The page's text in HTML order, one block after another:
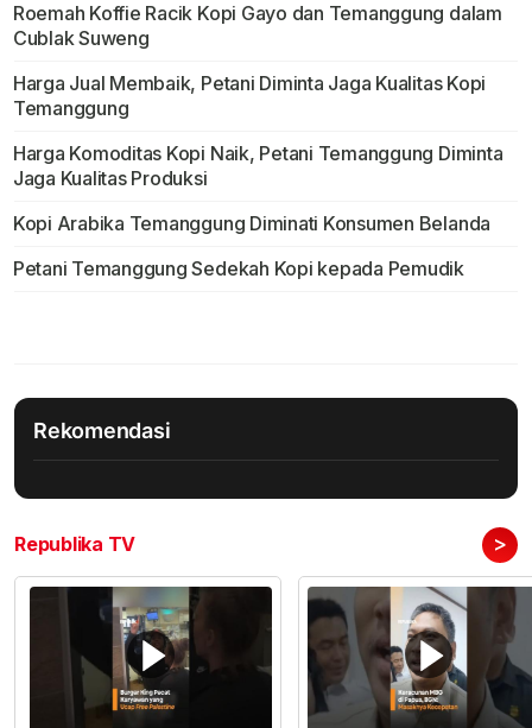
Roemah Koffie Racik Kopi Gayo dan Temanggung dalam
Cublak Suweng
Harga Jual Membaik, Petani Diminta Jaga Kualitas Kopi
Temanggung
Harga Komoditas Kopi Naik, Petani Temanggung Diminta
Jaga Kualitas Produksi
Kopi Arabika Temanggung Diminati Konsumen Belanda
Petani Temanggung Sedekah Kopi kepada Pemudik
Rekomendasi
Republika TV >